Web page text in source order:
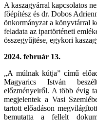
A kaszagyárral kapcsolatos
főépítész és dr. Dobos
önkormányzat a könyvtárral
feladata az ipartörténeti
összegyűjtése, egykori
2024. február 13.
„A múlnak kútja” című
Magyarics István
előzményeiről. A több évig
megjelentek a Vasi
tartott előadáson
bemutatta a fellelt